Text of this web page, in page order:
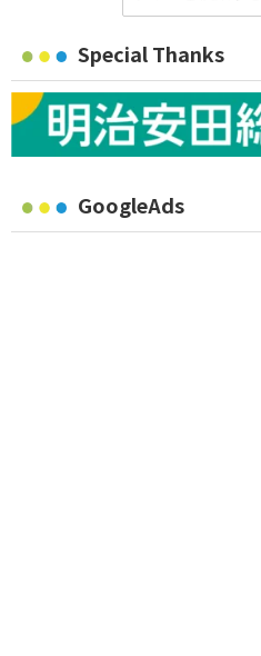
Special Thanks
GoogleAds